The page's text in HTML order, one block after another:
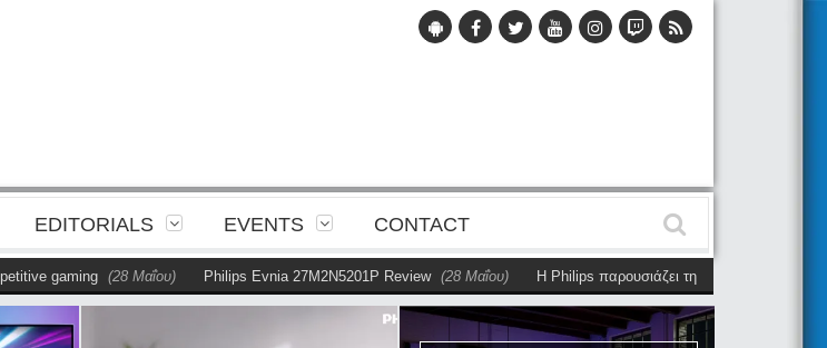
EDITORIALS EVENTS CONTACT
gaming (28 Μαΐου) Philips Evnia 27M2N5201P Review (28 Μαΐου) Η Philips παρουσιάζει την πρώτη αυτόνομη